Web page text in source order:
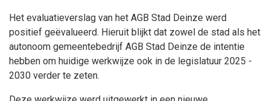
Het evaluatieverslag van het AGB Stad Deinze werd
positief geëvalueerd. Hieruit blijkt dat zowel de stad als het
autonoom gemeentebedrijf AGB Stad Deinze de intentie
hebben om huidige werkwijze ook in de legislatuur 2025 -
2030 verder te zeten.